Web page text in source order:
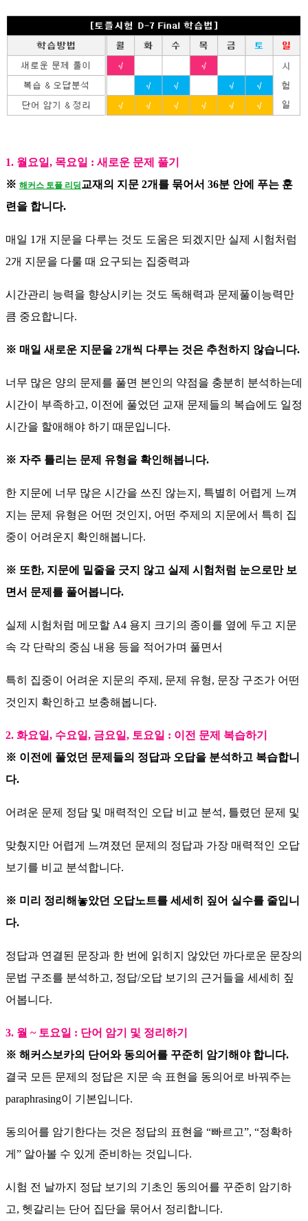
1. 월요일, 목요일 : 새로운 문제 풀기
※ 해커스 토플 리딩 교재의 지문 2개를 묶어서 36분 안에 푸는 훈
련을 합니다.
매일 1개 지문을 다루는 것도 도움은 되겠지만 실제 시험처럼
2개 지문을 다룰 때 요구되는 집중력과
시간관리 능력을 향상시키는 것도 독해력과 문제풀이능력만
큼 중요합니다.
※ 매일 새로운 지문을 2개씩 다루는 것은 추천하지 않습니다.
너무 많은 양의 문제를 풀면 본인의 약점을 충분히 분석하는데
시간이 부족하고, 이전에 풀었던 교재 문제들의 복습에도 일정
시간을 할애해야 하기 때문입니다.
※ 자주 틀리는 문제 유형을 확인해봅니다.
한 지문에 너무 많은 시간을 쓰진 않는지, 특별히 어렵게 느껴
지는 문제 유형은 어떤 것인지, 어떤 주제의 지문에서 특히 집
중이 어려운지 확인해봅니다.
※ 또한, 지문에 밑줄을 긋지 않고 실제 시험처럼 눈으로만 보
면서 문제를 풀어봅니다.
실제 시험처럼 메모할 A4 용지 크기의 종이를 옆에 두고 지문
속 각 단락의 중심 내용 등을 적어가며 풀면서
특히 집중이 어려운 지문의 주제, 문제 유형, 문장 구조가 어떤
것인지 확인하고 보충해봅니다.
2. 화요일, 수요일, 금요일, 토요일 : 이전 문제 복습하기
※ 이전에 풀었던 문제들의 정답과 오답을 분석하고 복습합니
다.
어려운 문제 정담 및 매력적인 오답 비교 분석, 틀렸던 문제 및
맞췄지만 어렵게 느껴졌던 문제의 정답과 가장 매력적인 오답
보기를 비교 분석합니다.
※ 미리 정리해놓았던 오답노트를 세세히 짚어 실수를 줄입니
다.
정답과 연결된 문장과 한 번에 읽히지 않았던 까다로운 문장의
문법 구조를 분석하고, 정답/오답 보기의 근거들을 세세히 짚
어봅니다.
3. 월 ~ 토요일 : 단어 암기 및 정리하기
※ 해커스보카의 단어와 동의어를 꾸준히 암기해야 합니다.
결국 모든 문제의 정답은 지문 속 표현을 동의어로 바꿔주는
paraphrasing이 기본입니다.
동의어를 암기한다는 것은 정답의 표현을 “빠르고”, “정확하
게” 알아볼 수 있게 준비하는 것입니다.
시험 전 날까지 정답 보기의 기초인 동의어를 꾸준히 암기하
고, 헷갈리는 단어 집단을 묶어서 정리합니다.